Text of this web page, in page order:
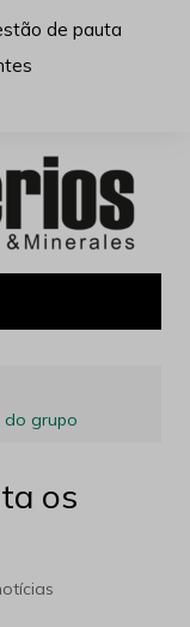
de pauta
do grupo
os